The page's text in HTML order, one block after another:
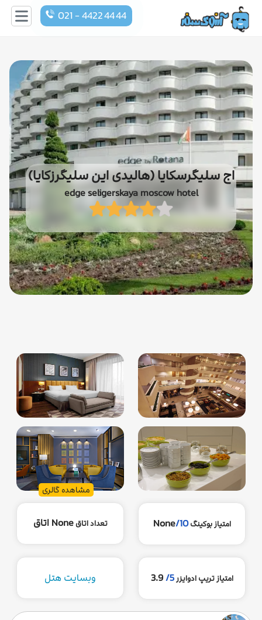
021 - 4422 44 44
اج سلیگرسکایا (هالیدی این سلیگرزکایا)
edge seligerskaya moscow hotel
مشاهده گالری
امتیاز بوکینگ None/10 تعداد اتاقNone اتاق
امتیاز تریپ ادوایزر5/
3.9 وبسایت هتل